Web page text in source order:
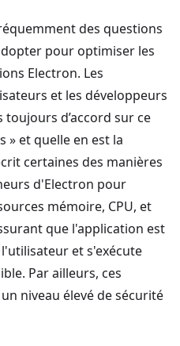
des questions
pour optimiser les
Electron. Les
et les développeurs
d’accord sur ce
» et quelle en est la
certaines des manières
d'Electron pour
mémoire, CPU, et
que l'application est
et s'exécute
Par ailleurs, ces
niveau élevé de sécurité